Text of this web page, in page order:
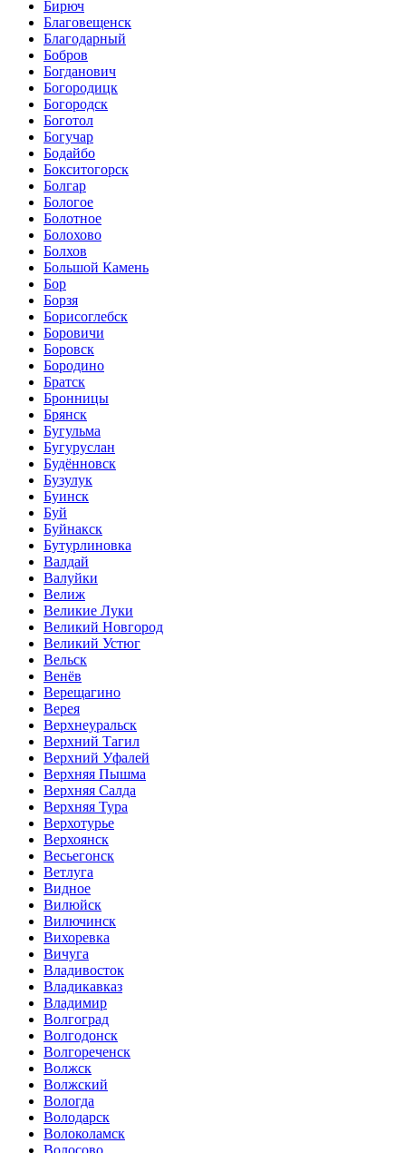
Бирюч
Благовещенск
Благодарный
Бобров
Богданович
Богородицк
Богородск
Боготол
Богучар
Бодайбо
Бокситогорск
Болгар
Бологое
Болотное
Болохово
Болхов
Большой Камень
Бор
Борзя
Борисоглебск
Боровичи
Боровск
Бородино
Братск
Бронницы
Брянск
Бугульма
Бугуруслан
Будённовск
Бузулук
Буинск
Буй
Буйнакск
Бутурлиновка
Валдай
Валуйки
Велиж
Великие Луки
Великий Новгород
Великий Устюг
Вельск
Венёв
Верещагино
Верея
Верхнеуральск
Верхний Тагил
Верхний Уфалей
Верхняя Пышма
Верхняя Салда
Верхняя Тура
Верхотурье
Верхоянск
Весьегонск
Ветлуга
Видное
Вилюйск
Вилючинск
Вихоревка
Вичуга
Владивосток
Владикавказ
Владимир
Волгоград
Волгодонск
Волгореченск
Волжск
Волжский
Вологда
Володарск
Волоколамск
Волосово